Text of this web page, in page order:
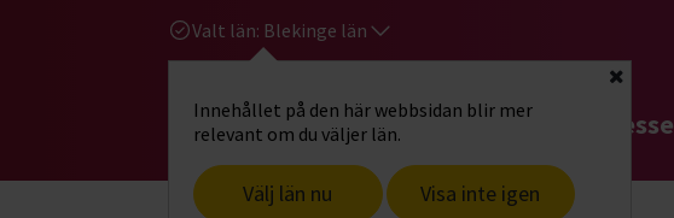
Valt län: Blekinge län
Innehållet på den här webbsidan blir mer
relevant om du väljer län.
Välj län nu Visa inte igen
Stäng
Gå till studiefrämjandets startsidaHitta intresse